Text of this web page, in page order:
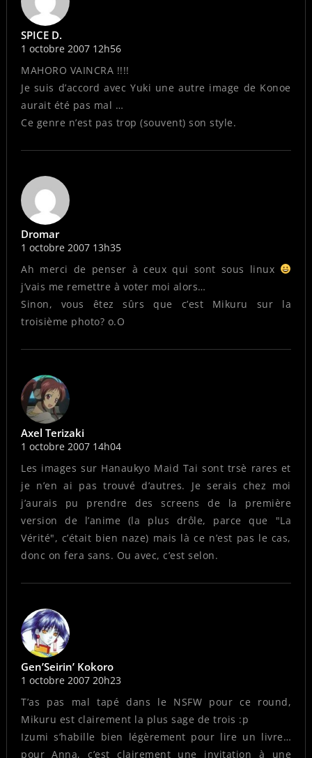
SPICE D.
1 octobre 2007 12h56
MAHORO VAINCRA !!!!
Je suis d’accord avec Yuki une autre image de Konoe
aurait été pas mal …
Ce genre n’est pas trop (souvent) son style.
Dromar
1 octobre 2007 13h35
Ah merci de penser à ceux qui sont sous linux
j’vais me remettre à voter moi alors…
Sinon, vous êtez sûrs que c’est Mikuru sur la
troisième photo? o.O
Axel Terizaki
1 octobre 2007 14h04
Les images sur Hanaukyo Maid Tai sont trsè rares et
je n’en ai pas trouvé d’autres. Je serais chez moi
j’aurais pu prendre des screens de la première
version de l’anime (la plus drôle, parce que "La
Vérité", c’était bien naze) mais là ce n’est pas le cas,
donc on fera sans. Ou avec, c’est selon.
Gen’Seirin’ Kokoro
1 octobre 2007 20h23
T’as pas mal tapé dans le NSFW pour ce round,
Mikuru est clairement la plus sage de trois :p
Izumi s’habille bien légèrement pour lire un livre…
pour Anna, c’est clairement une invitation à une